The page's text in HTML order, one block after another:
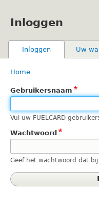
Inloggen
Primaire
Inloggen(actieveUw
Kruimelpad
Home
Gebruikersnaam
Vul uw FUELCARD-
Wachtwoord
Geef het wachtwoord dat